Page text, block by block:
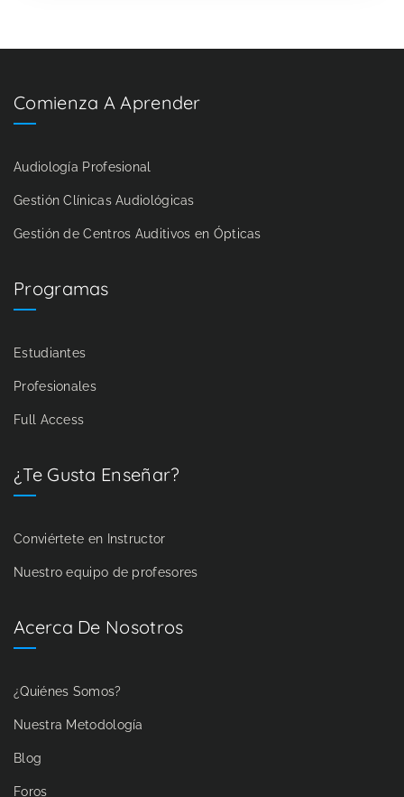
Comienza A Aprender
Audiología Profesional
Gestión Clínicas Audiológicas
Gestión de Centros Auditivos en Ópticas
Programas
Estudiantes
Profesionales
Full Access
¿Te Gusta Enseñar?
Conviértete en Instructor
Nuestro equipo de profesores
Acerca De Nosotros
¿Quiénes Somos?
Nuestra Metodología
Blog
Foros